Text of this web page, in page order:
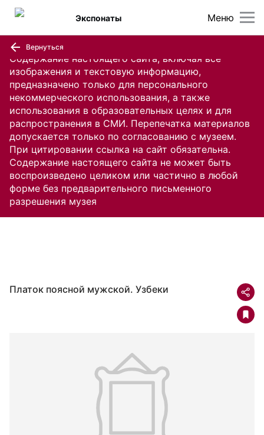
Содержание настоящего сайта, включая все
изображения и текстовую информацию,
предназначено только для персонального
некоммерческого использования, а также
использования в образовательных целях и для
распространения в СМИ. Перепечатка материалов
допускается только по согласованию с музеем.
При цитировании ссылка на сайт обязательна.
Содержание настоящего сайта не может быть
воспроизведено целиком или частично в любой
форме без предварительного письменного
разрешения музея
Меню
Экспонаты
Вернуться
Платок поясной мужской. Узбеки